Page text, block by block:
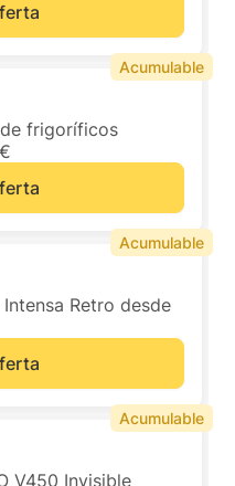
frigoríficos
Acumulable
Retro desde
Acumulable
V450 Invisible
Acumulable